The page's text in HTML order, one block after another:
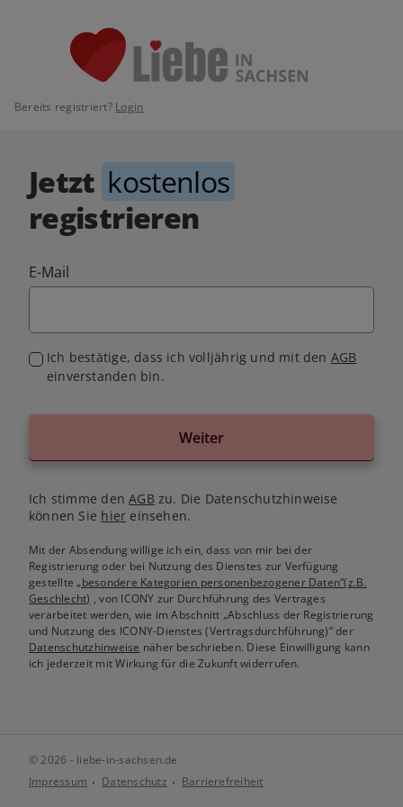
Bereits registriert? Login
Jetzt kostenlos
registrieren
E-Mail
Ich bestätige, dass ich volljährig und mit den AGB
einverstanden bin.
Weiter
Ich stimme denAGB zu. Die Datenschutzhinweise
können Sie hier einsehen.
Mit der Absendung willige ich ein, dass von mir bei der
Registrierung oder bei Nutzung des Dienstes zur Verfügung
gestellte„besondere Kategorien personenbezogener Daten“(z.B.
Geschlecht) , von ICONY zur Durchführung des Vertrages
verarbeitet werden, wie im Abschnitt „Abschluss der Registrierung
und Nutzung des ICONY-Dienstes (Vertragsdurchführung)“ der
Datenschutzhinweise näher beschrieben. Diese Einwilligung kann
ich jederzeit mit Wirkung für die Zukunft widerrufen.
© 2026 - liebe-in-sachsen.de
Impressum
Datenschutz Barrierefreiheit